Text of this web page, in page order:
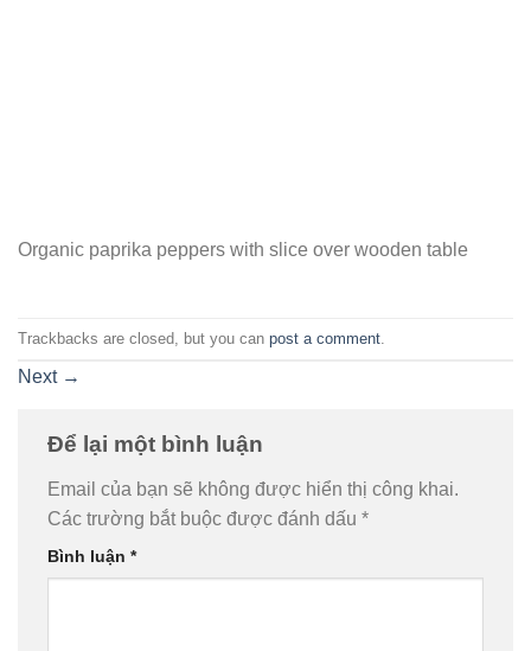
Organic paprika peppers with slice over wooden table
Trackbacks are closed, but you can post a comment
Next →
Để lại một bình luận
Email của bạn sẽ không được hiển thị công khai.
Các trường bắt buộc được đánh dấu *
Bình luận *